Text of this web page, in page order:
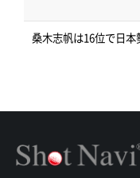
桑木志帆は16位で日本